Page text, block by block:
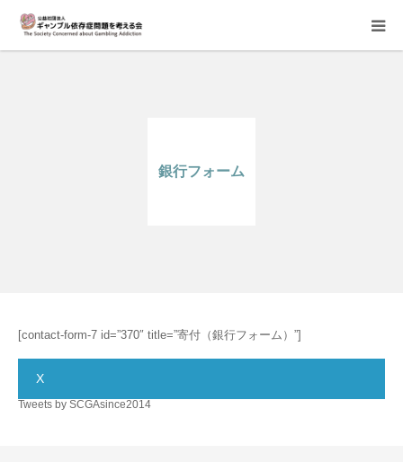
銀行フォーム
[contact-form-7 id=”370″ title=”寄付（銀行フォーム）”]
X
Tweets by SCGAsince2014
当事者支援部